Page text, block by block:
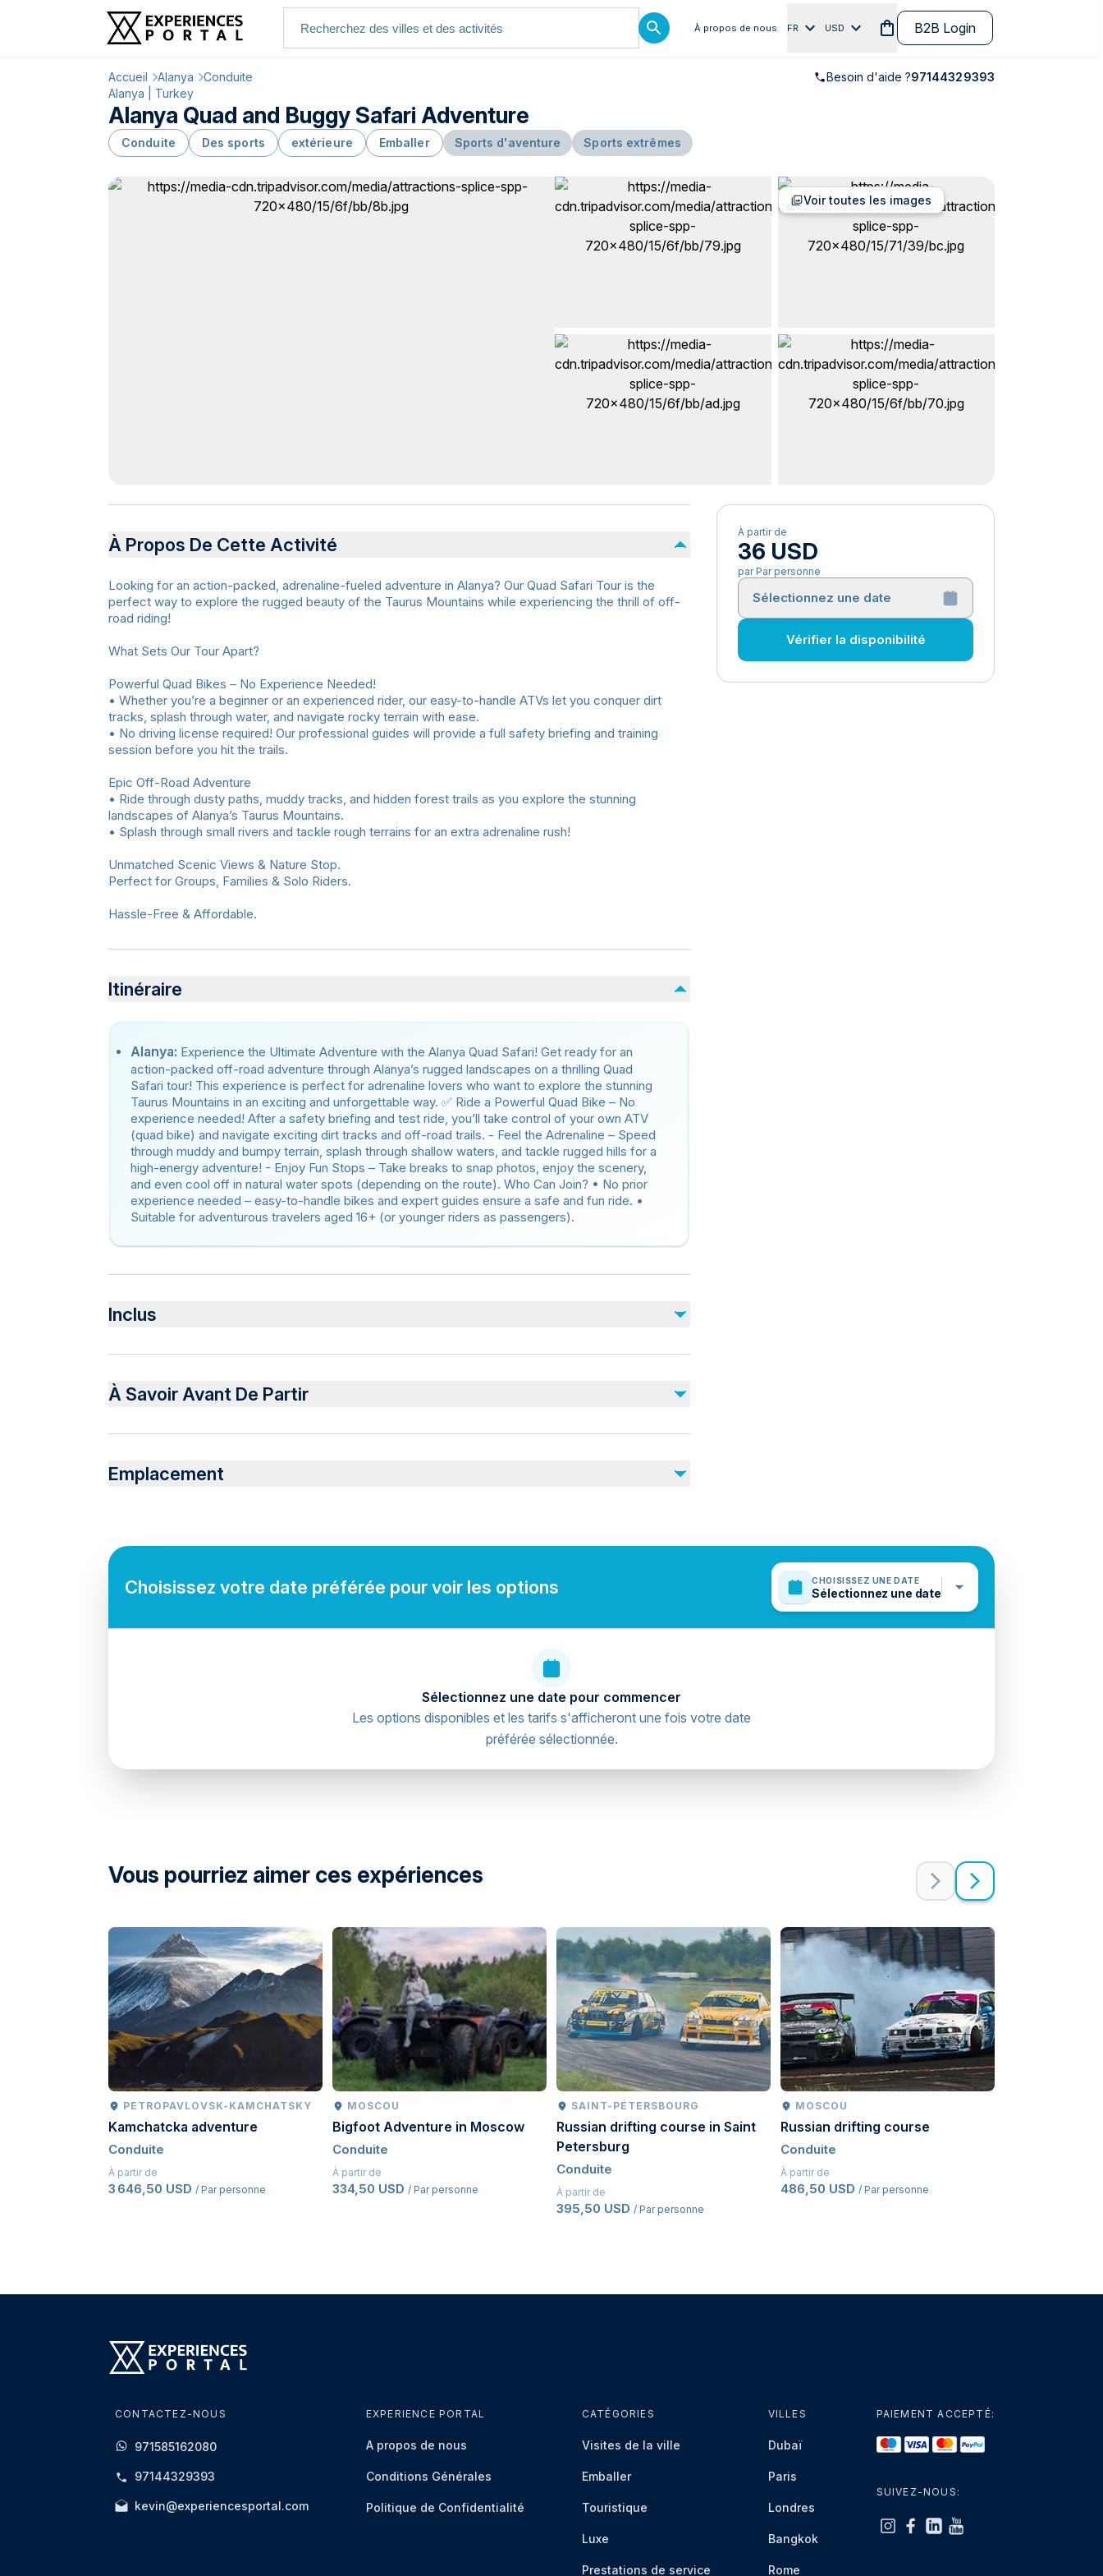
À propos de nous FR USD B2B Login
Accueil Alanya Conduite Besoin d'aide ?97144329393
Alanya | Turkey
Alanya Quad and Buggy Safari Adventure
Conduite Des sports extérieure Emballer Sports d'aventure Sports extrêmes
Voir toutes les images
À partir de
36 USD
par Par personne
Sélectionnez une date
Vérifier la disponibilité
À Propos De Cette Activité
Looking for an action-packed, adrenaline-fueled adventure in Alanya? Our Quad Safari Tour is the
perfect way to explore the rugged beauty of the Taurus Mountains while experiencing the thrill of off-
road riding!
What Sets Our Tour Apart?
Powerful Quad Bikes – No Experience Needed!
• Whether you’re a beginner or an experienced rider, our easy-to-handle ATVs let you conquer dirt
tracks, splash through water, and navigate rocky terrain with ease.
• No driving license required! Our professional guides will provide a full safety briefing and training
session before you hit the trails.
Epic Off-Road Adventure
• Ride through dusty paths, muddy tracks, and hidden forest trails as you explore the stunning
landscapes of Alanya’s Taurus Mountains.
• Splash through small rivers and tackle rough terrains for an extra adrenaline rush!
Unmatched Scenic Views & Nature Stop.
Perfect for Groups, Families & Solo Riders.
Hassle-Free & Affordable.
Itinéraire
Alanya: Experience the Ultimate Adventure with the Alanya Quad Safari! Get ready for an
action-packed off-road adventure through Alanya’s rugged landscapes on a thrilling Quad
Safari tour! This experience is perfect for adrenaline lovers who want to explore the stunning
Taurus Mountains in an exciting and unforgettable way. ✅ Ride a Powerful Quad Bike – No
experience needed! After a safety briefing and test ride, you’ll take control of your own ATV
(quad bike) and navigate exciting dirt tracks and off-road trails. - Feel the Adrenaline – Speed
through muddy and bumpy terrain, splash through shallow waters, and tackle rugged hills for a
high-energy adventure! - Enjoy Fun Stops – Take breaks to snap photos, enjoy the scenery,
and even cool off in natural water spots (depending on the route). Who Can Join? • No prior
experience needed – easy-to-handle bikes and expert guides ensure a safe and fun ride. •
Suitable for adventurous travelers aged 16+ (or younger riders as passengers).
Inclus
Inclus
Helmet
Non inclus
À Savoir Avant De Partir
Infants are required to sit on an adult’s lap
Suitable for all physical fitness levels
Emplacement
Choisissez votre date préférée pour voir les options CHOISISSEZ UNE DATE
Sélectionnez une date
Sélectionnez une date pour commencer
Les options disponibles et les tarifs s'afficheront une fois votre date
préférée sélectionnée.
Vous pourriez aimer ces expériences
PETROPAVLOVSK-KAMCHATSKY
Kamchatcka adventure
Conduite
À partir de
3 646,50 USD / Par personne
MOSCOU
Bigfoot Adventure in Moscow
Conduite
À partir de
334,50 USD / Par personne
SAINT-PÉTERSBOURG
Russian drifting course in Saint
Petersburg
Conduite
À partir de
395,50 USD / Par personne
MOSCOU
Russian drifting course
Conduite
À partir de
486,50 USD / Par personne
CONTACTEZ-NOUS
971585162080
97144329393
kevin@experiencesportal.com
EXPERIENCE PORTAL
À propos de nous
Conditions Générales
Politique de Confidentialité
CATÉGORIES
Visites de la ville
Emballer
Touristique
Luxe
Prestations de service
VILLES
Dubaï
Paris
Londres
Bangkok
Rome
PAIEMENT ACCEPTÉ:
SUIVEZ-NOUS: